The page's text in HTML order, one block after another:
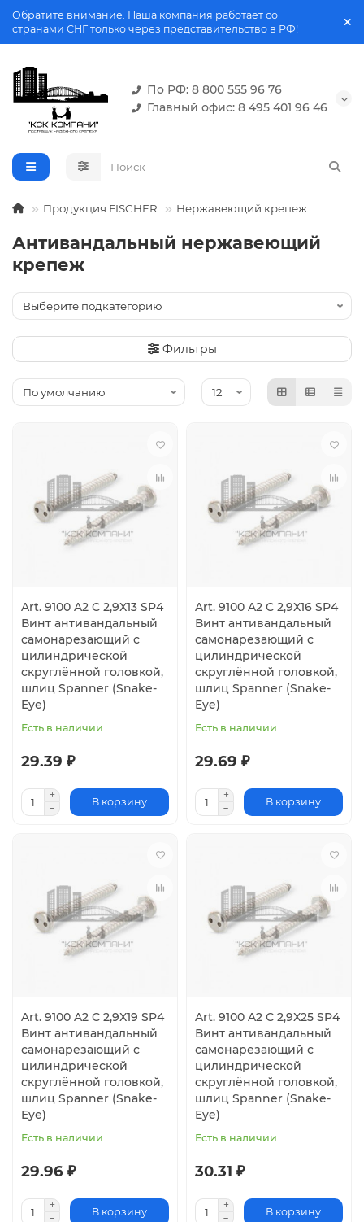
Обратите внимание. Наша компания работает со
странами СНГ только через представительство в РФ!
По РФ: 8 800 555 96 76
Главный офис: 8 495 401 96 46
Продукция FISCHER Нержавеющий крепеж
Антивандальный нержавеющий
крепеж
Фильтры
Art. 9100 A2 C 2,9X13 SP4
Винт антивандальный
самонарезающий с
цилиндрической
скруглённой головкой,
шлиц Spanner (Snake-
Eye)
Есть в наличии
29.39 ₽
В корзину
Art. 9100 A2 C 2,9X16 SP4
Винт антивандальный
самонарезающий с
цилиндрической
скруглённой головкой,
шлиц Spanner (Snake-
Eye)
Есть в наличии
29.69 ₽
В корзину
Art. 9100 A2 C 2,9X19 SP4
Винт антивандальный
самонарезающий с
цилиндрической
скруглённой головкой,
шлиц Spanner (Snake-
Eye)
Есть в наличии
29.96 ₽
В корзину
Art. 9100 A2 C 2,9X25 SP4
Винт антивандальный
самонарезающий с
цилиндрической
скруглённой головкой,
шлиц Spanner (Snake-
Eye)
Есть в наличии
30.31 ₽
В корзину